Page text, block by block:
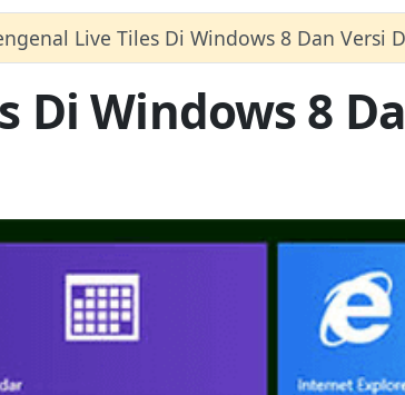
Live Tiles Di Windows 8 Dan Versi
Di Windows 8